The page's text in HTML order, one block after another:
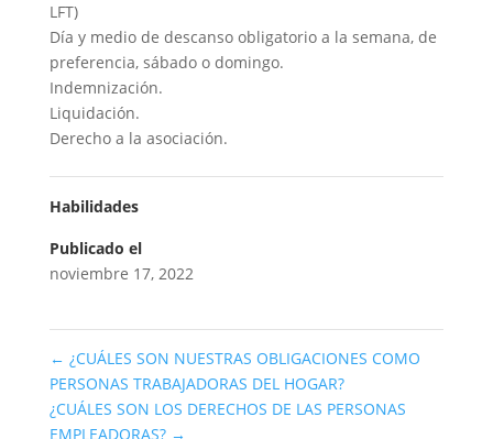
LFT)
Día y medio de descanso obligatorio a la semana, de
preferencia, sábado o domingo.
Indemnización.
Liquidación.
Derecho a la asociación.
Habilidades
Publicado el
noviembre 17, 2022
← ¿CUÁLES SON NUESTRAS OBLIGACIONES COMO
PERSONAS TRABAJADORAS DEL HOGAR?
¿CUÁLES SON LOS DERECHOS DE LAS PERSONAS
EMPLEADORAS? →